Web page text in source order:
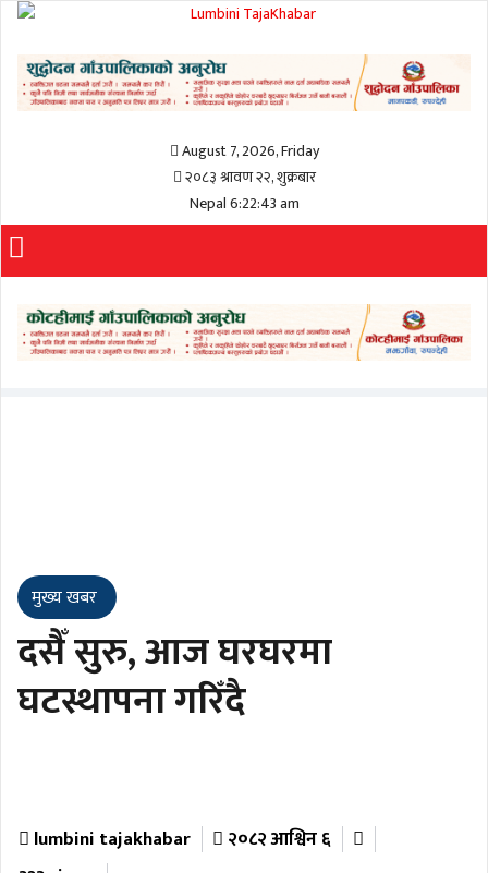
August 7, 2026, Friday
२०८३ श्रावण २२, शुक्रबार
Nepal 6:22:44 am
मुख्य खबर
दसैँ सुरु, आज घरघरमा
घटस्थापना गरिँदै
lumbini tajakhabar
२०८२ आश्विन ६